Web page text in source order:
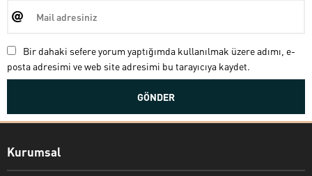
Bir dahaki sefere yorum yaptığımda kullanılmak üzere adımı, e-
posta adresimi ve web site adresimi bu tarayıcıya kaydet.
Kurumsal